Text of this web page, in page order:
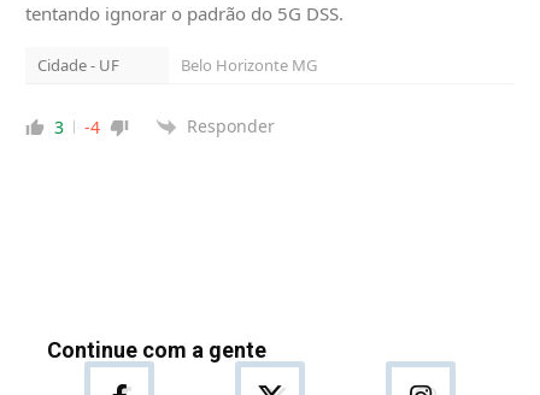
tentando ignorar o padrão do 5G DSS.
Cidade - UF Belo Horizonte MG
3 -4 Responder
Continue com a gente